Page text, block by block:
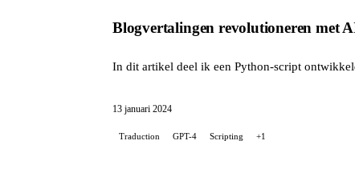
Blogvertalingen revolutioneren met
In dit artikel deel ik een Python-script
13 januari 2024
Traduction GPT-4 Scripting +1